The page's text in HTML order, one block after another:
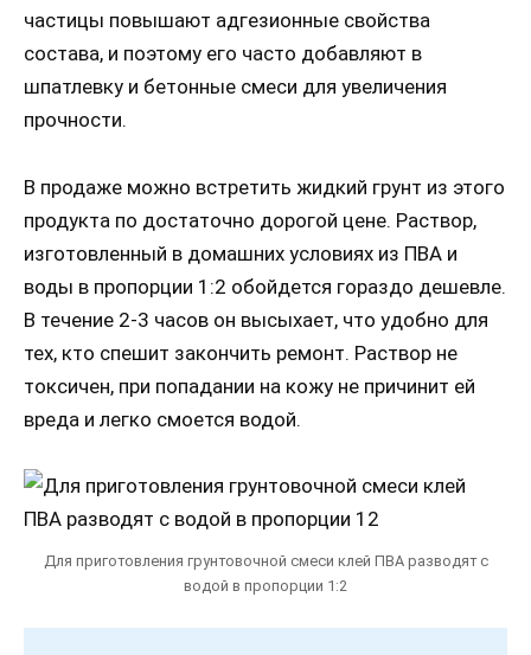
частицы повышают адгезионные свойства
состава, и поэтому его часто добавляют в
шпатлевку и бетонные смеси для увеличения
прочности.
В продаже можно встретить жидкий грунт из этого
продукта по достаточно дорогой цене. Раствор,
изготовленный в домашних условиях из ПВА и
воды в пропорции 1:2 обойдется гораздо дешевле.
В течение 2-3 часов он высыхает, что удобно для
тех, кто спешит закончить ремонт. Раствор не
токсичен, при попадании на кожу не причинит ей
вреда и легко смоется водой.
Для приготовления грунтовочной смеси клей ПВА разводят с
водой в пропорции 1:2